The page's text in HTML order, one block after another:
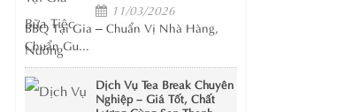
11/03/2026
BBQ Tại Gia – Chuẩn Vị Nhà Hàng,
Chuẩn Gu...
Dịch Vụ Tea Break Chuyên
Nghiệp – Giá Tốt, Chất